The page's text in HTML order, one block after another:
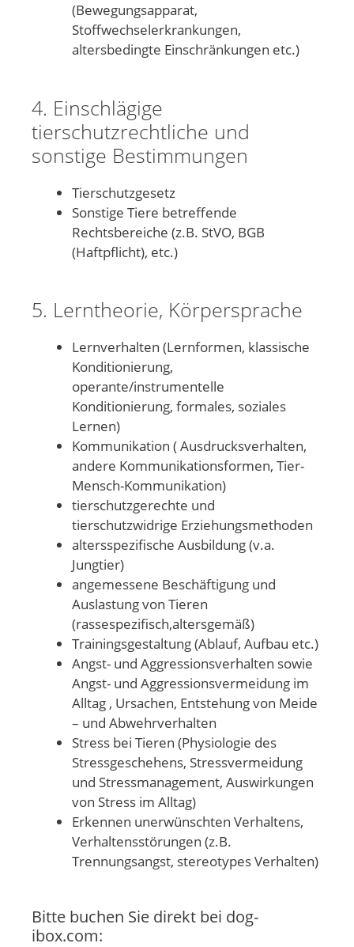
(Bewegungsapparat,
Stoffwechselerkrankungen,
altersbedingte Einschränkungen etc.)
4. Einschlägige
tierschutzrechtliche und
sonstige Bestimmungen
Tierschutzgesetz
Sonstige Tiere betreffende
Rechtsbereiche (z.B. StVO, BGB
(Haftpflicht), etc.)
5. Lerntheorie, Körpersprache
Lernverhalten (Lernformen, klassische
Konditionierung,
operante/instrumentelle
Konditionierung, formales, soziales
Lernen)
Kommunikation ( Ausdrucksverhalten,
andere Kommunikationsformen, Tier-
Mensch-Kommunikation)
tierschutzgerechte und
tierschutzwidrige Erziehungsmethoden
altersspezifische Ausbildung (v.a.
Jungtier)
angemessene Beschäftigung und
Auslastung von Tieren
(rassespezifisch,altersgemäß)
Trainingsgestaltung (Ablauf, Aufbau etc.)
Angst- und Aggressionsverhalten sowie
Angst- und Aggressionsvermeidung im
Alltag , Ursachen, Entstehung von Meide
– und Abwehrverhalten
Stress bei Tieren (Physiologie des
Stressgeschehens, Stressvermeidung
und Stressmanagement, Auswirkungen
von Stress im Alltag)
Erkennen unerwünschten Verhaltens,
Verhaltensstörungen (z.B.
Trennungsangst, stereotypes Verhalten)
Bitte buchen Sie direkt bei dog-
ibox.com: